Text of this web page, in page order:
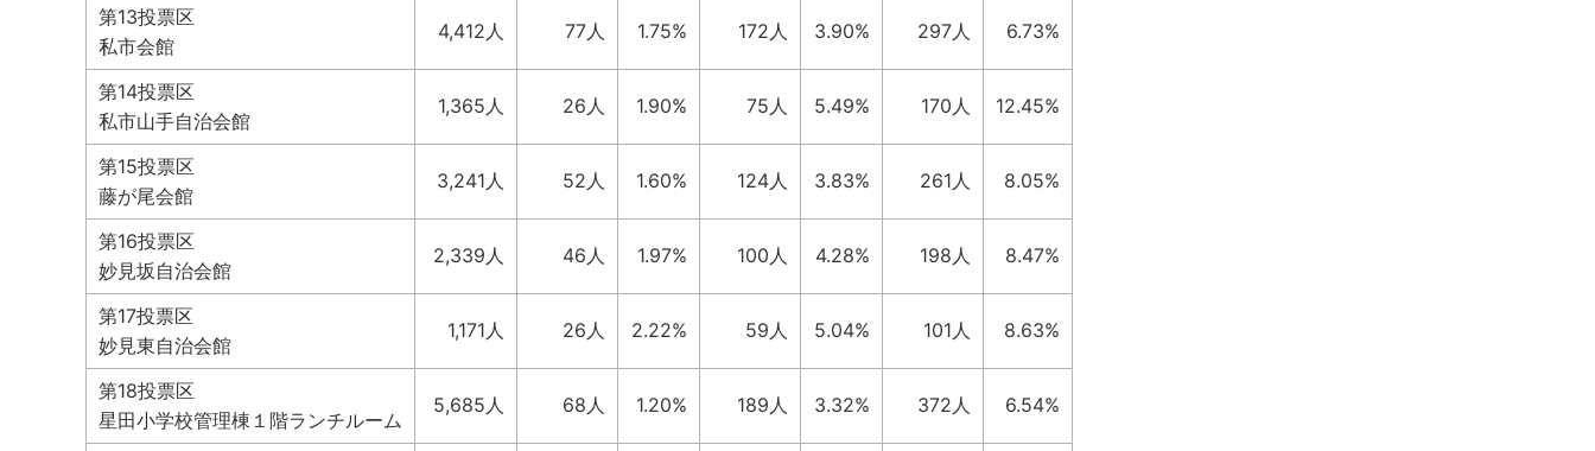
第13投票区
私市会館
4,412人 77人 1.75% 172人 3.90% 297人 6.73%
第14投票区
私市山手自治会館
1,365人 26人 1.90% 75人 5.49% 170人 12.45%
第15投票区
藤が尾会館
3,241人 52人 1.60% 124人 3.83% 261人 8.05%
第16投票区
妙見坂自治会館
2,339人 46人 1.97% 100人 4.28% 198人 8.47%
第17投票区
妙見東自治会館
1,171人 26人 2.22% 59人 5.04% 101人 8.63%
第18投票区
星田小学校管理棟１階ランチルーム
5,685人 68人 1.20% 189人 3.32% 372人 6.54%